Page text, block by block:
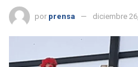
por prensa diciembre